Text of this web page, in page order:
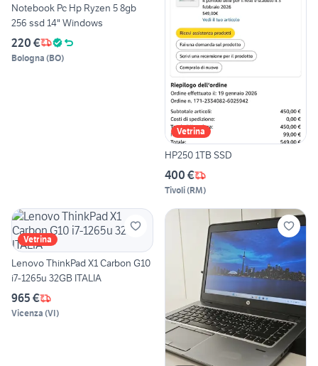
Notebook Pc Hp Ryzen 5 8gb
256 ssd 14" Windows
220 €
Bologna (BO)
Vetrina
HP250 1TB SSD
400 €
Tivoli(RM)
Vetrina
Lenovo ThinkPad X1 Carbon G10
i7-1265u 32GB ITALIA
965 €
Vicenza (VI)